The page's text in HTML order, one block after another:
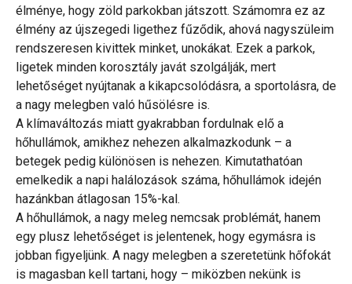
élménye, hogy zöld parkokban játszott. Számomra ez az
élmény az újszegedi ligethez fűződik, ahová nagyszüleim
rendszeresen kivittek minket, unokákat. Ezek a parkok,
ligetek minden korosztály javát szolgálják, mert
lehetőséget nyújtanak a kikapcsolódásra, a sportolásra, de
a nagy melegben való hűsölésre is.
A klímaváltozás miatt gyakrabban fordulnak elő a
hőhullámok, amikhez nehezen alkalmazkodunk – a
betegek pedig különösen is nehezen. Kimutathatóan
emelkedik a napi halálozások száma, hőhullámok idején
hazánkban átlagosan 15%-kal.
A hőhullámok, a nagy meleg nemcsak problémát, hanem
egy plusz lehetőséget is jelentenek, hogy egymásra is
jobban figyeljünk. A nagy melegben a szeretetünk hőfokát
is magasban kell tartani, hogy – miközben nekünk is